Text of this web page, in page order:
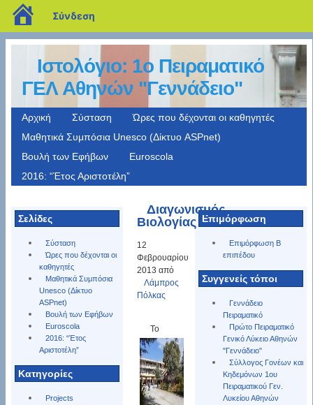
blogs.sch.gr
Σύνδεση
Ιστολόγιο: 1o Πειραματικό
ΓΕΛ Αθηνών "Γεννάδειο"
Αρχική Σύσταση
Ώρες που δέχονται οι καθηγητές
Μαθητικά Συμπόσια Unesco (Δίκτυο ASPnet)
Βουλή των Εφήβων
Euroscola
2016: “Έτος Αριστοτέλη”
Σελίδες
Σύσταση
Ώρες που δέχονται οι
καθηγητές
Μαθητικά Συμπόσια
Unesco (Δίκτυο
ASPnet)
Βουλή των Εφήβων
Euroscola
2016: “Έτος
Αριστοτέλη”
Kατηγορίες
Projects
Επιμόρφωση
Επιμόρφωση Β
επιπέδου
Συγγενείς τόποι
Γεννάδειο
Πειραματικό
Πρώτο Πειραματικό
Γενικό Λύκειο Αθηνών
"Γεννάδειο"
Σύλλογος Γονέων και
Κηδεμόνων 1ου
Πειραματικού Γεν.
Λυκείου Αθηνών
Διαγωνισμός
Βιολογίας
12
Φεβρουαρίου
2013 από
Λάμπρος
Πόλκας
Το